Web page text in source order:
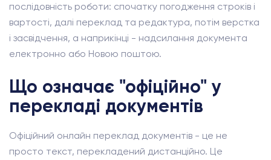
послідовність роботи: спочатку погодження строків і
вартості, далі переклад та редактура, потім верстка
і засвідчення, а наприкінці - надсилання документа
електронно або Новою поштою.
Що означає "офіційно" у
перекладі документів
Офіційний онлайн переклад документів - це не
просто текст, перекладений дистанційно. Це